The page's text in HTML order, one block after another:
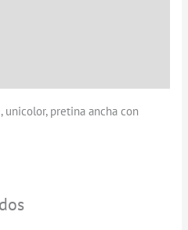
unicolor, pretina ancha con